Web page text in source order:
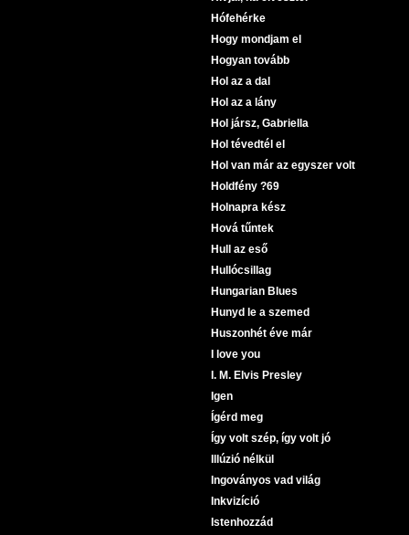
Hófehérke
Hogy mondjam el
Hogyan tovább
Hol az a dal
Hol az a lány
Hol jársz, Gabriella
Hol tévedtél el
Hol van már az egyszer volt
Holdfény ?69
Holnapra kész
Hová tűntek
Hull az eső
Hullócsillag
Hungarian Blues
Hunyd le a szemed
Huszonhét éve már
I love you
I. M. Elvis Presley
Igen
Ígérd meg
Így volt szép, így volt jó
Illúzió nélkül
Ingoványos vad világ
Inkvizíció
Istenhozzád